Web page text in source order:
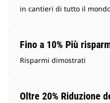
in cantieri di tutto il
Fino a 10% Più
Risparmi dimostrati
Oltre 20% Riduzione